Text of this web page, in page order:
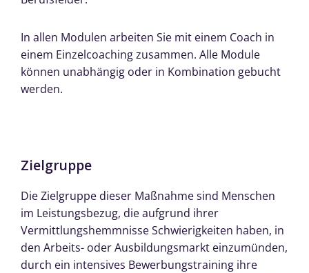
In allen Modulen arbeiten Sie mit einem Coach in
einem Einzelcoaching zusammen. Alle Module
können unabhängig oder in Kombination gebucht
werden.
Zielgruppe
Die Zielgruppe dieser Maßnahme sind Menschen
im Leistungsbezug, die aufgrund ihrer
Vermittlungshemmnisse Schwierigkeiten haben, in
den Arbeits- oder Ausbildungsmarkt einzumünden,
durch ein intensives Bewerbungstraining ihre